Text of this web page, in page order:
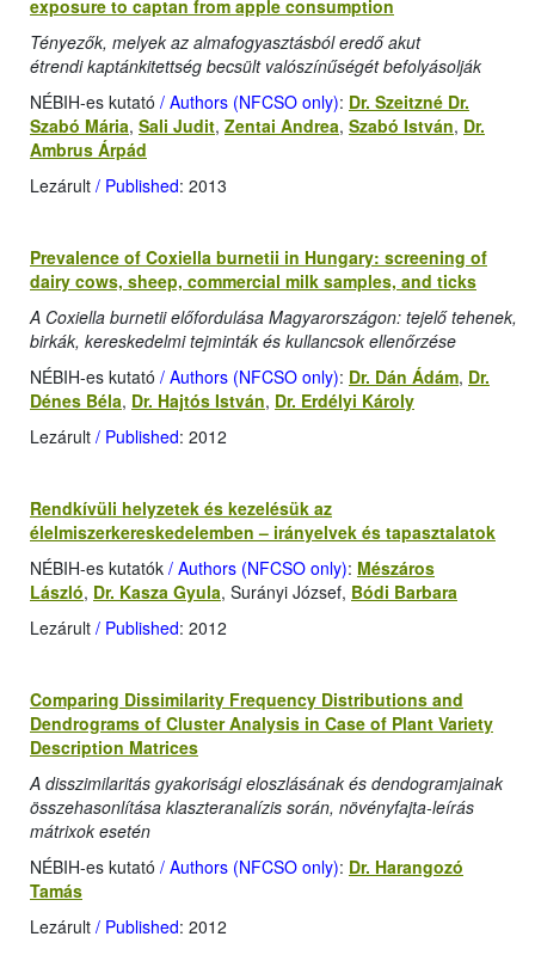
exposure to captan from apple consumption
Tényezők, melyek az almafogyasztásból eredő akut
étrendi kaptánkitettség becsült valószínűségét befolyásolják
NÉBIH-es kutató / Authors (NFCSO only): Dr. Szeitzné Dr.
Szabó Mária, Sali Judit, Zentai Andrea, Szabó István, Dr.
Ambrus Árpád
Lezárult / Published: 2013
Prevalence of Coxiella burnetii in Hungary: screening of
dairy cows, sheep, commercial milk samples, and ticks
A Coxiella burnetii előfordulása Magyarországon: tejelő tehenek,
birkák, kereskedelmi tejminták és kullancsok ellenőrzése
NÉBIH-es kutató / Authors (NFCSO only): Dr. Dán Ádám, Dr.
Dénes Béla, Dr. Hajtós István, Dr. Erdélyi Károly
Lezárult / Published: 2012
Rendkívüli helyzetek és kezelésük az
élelmiszerkereskedelemben – irányelvek és tapasztalatok
NÉBIH-es kutatók / Authors (NFCSO only): Mészáros
László, Dr. Kasza Gyula, Surányi József, Bódi Barbara
Lezárult / Published: 2012
Comparing Dissimilarity Frequency Distributions and
Dendrograms of Cluster Analysis in Case of Plant Variety
Description Matrices
A disszimilaritás gyakorisági eloszlásának és dendogramjainak
összehasonlítása klaszteranalízis során, növényfajta-leírás
mátrixok esetén
NÉBIH-es kutató / Authors (NFCSO only): Dr. Harangozó
Tamás
Lezárult / Published: 2012